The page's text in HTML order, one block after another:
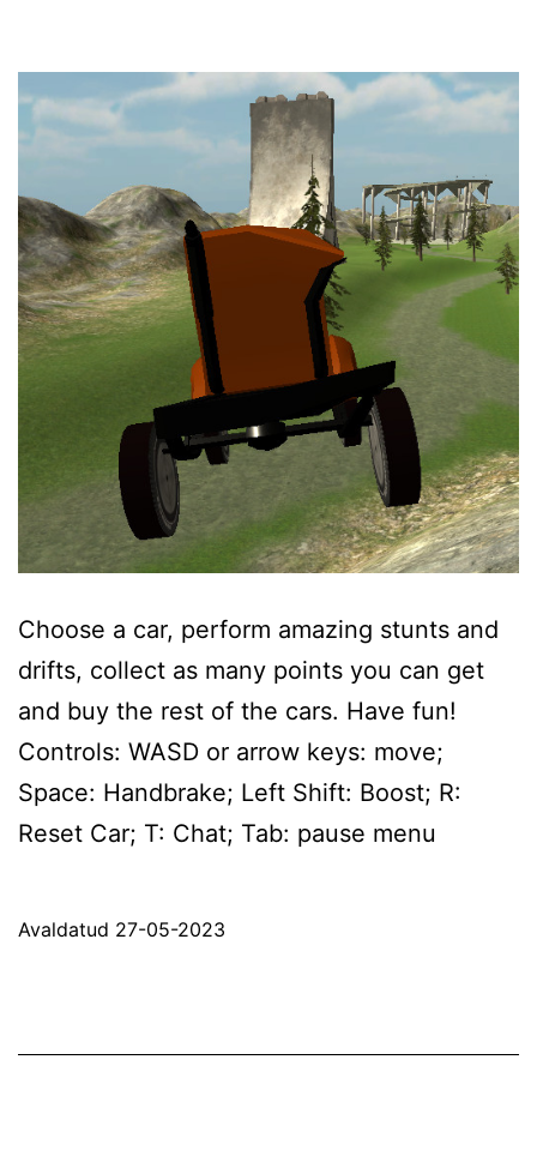
Choose a car, perform amazing stunts and
drifts, collect as many points you can get
and buy the rest of the cars. Have fun!
Controls: WASD or arrow keys: move;
Space: Handbrake; Left Shift: Boost; R:
Reset Car; T: Chat; Tab: pause menu
Avaldatud 27-05-2023